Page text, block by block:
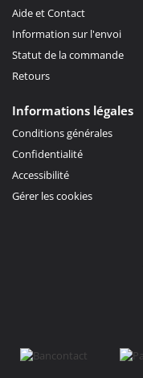
Aide et Contact
Information sur l'envoi
Statut de la commande
Retours
Informations légales
Conditions générales
Confidentialité
Accessibilité
Gérer les cookies